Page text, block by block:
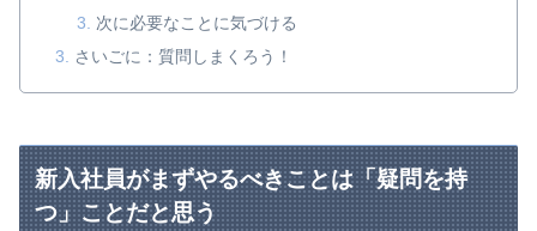
次に必要なことに気づける
さいごに：質問しまくろう！
新入社員がまずやるべきことは「疑問を持
つ」ことだと思う